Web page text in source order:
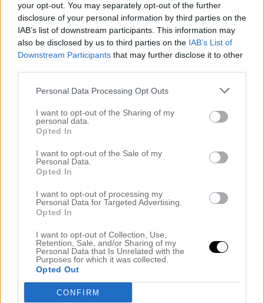
your opt-out. You may separately opt-out of the further
disclosure of your personal information by third parties on the
IAB’s list of downstream participants. This information may
also be disclosed by us to third parties on the IAB’s List of
Downstream Participants that may further disclose it to other
Personal Data Processing Opt Outs
I want to opt-out of the Sharing of my
personal data.
Opted In
I want to opt-out of the Sale of my
Personal Data.
Opted In
I want to opt-out of processing my
Personal Data for Targeted Advertising.
Opted In
I want to opt-out of Collection, Use,
Retention, Sale, and/or Sharing of my
Personal Data that Is Unrelated with the
Purposes for which it was collected.
Opted Out
CONFIRM
mars 2025
februari 2025
januari 2025
december 2024
november 2024
oktober 2024
september 2024
juli 2024
maj 2024
april 2024
februari 2024
januari 2024
december 2023
oktober 2023
september 2023
augusti 2023
juli 2023
juni 2023
maj 2023
april 2023
mars 2023
februari 2023
januari 2023